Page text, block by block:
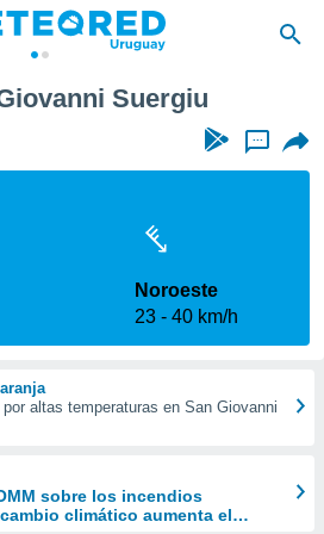
Suergiu
...
Noroeste
23
40 km/h
altas temperaturas en San Giovanni
sobre los incendios
climático aumenta el